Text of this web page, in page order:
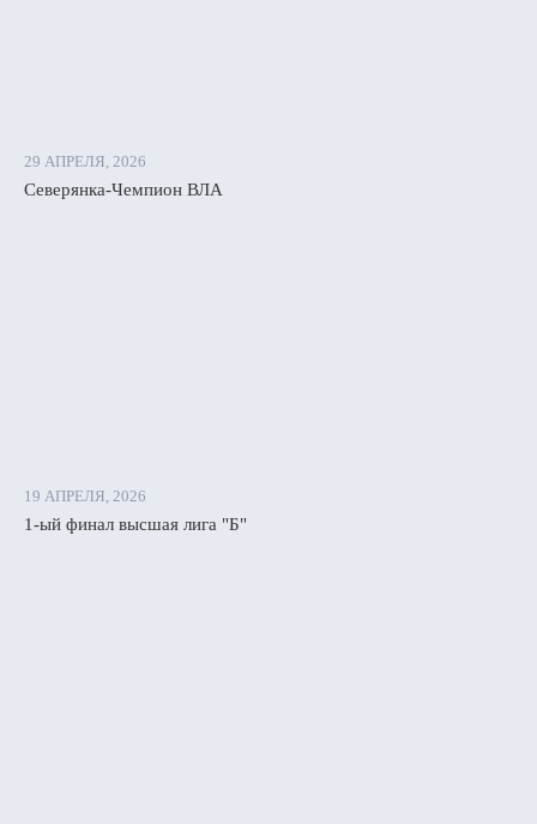
29 АПРЕЛЯ, 2026
Северянка-Чемпион ВЛА
19 АПРЕЛЯ, 2026
1-ый финал высшая лига "Б"